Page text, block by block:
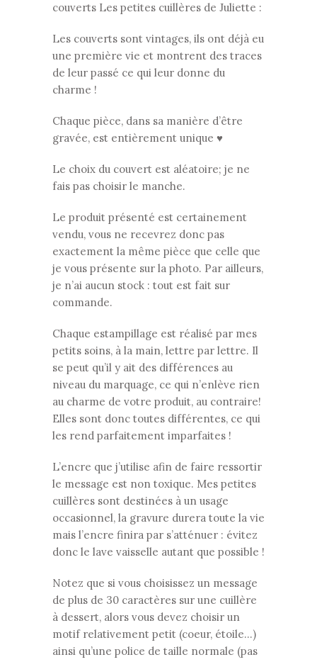
couverts Les petites cuillères de Juliette :
Les couverts sont vintages, ils ont déjà eu
une première vie et montrent des traces
de leur passé ce qui leur donne du
charme !
Chaque pièce, dans sa manière d’être
gravée, est entièrement unique ♥
Le choix du couvert est aléatoire; je ne
fais pas choisir le manche.
Le produit présenté est certainement
vendu, vous ne recevrez donc pas
exactement la même pièce que celle que
je vous présente sur la photo. Par ailleurs,
je n’ai aucun stock : tout est fait sur
commande.
Chaque estampillage est réalisé par mes
petits soins, à la main, lettre par lettre. Il
se peut qu’il y ait des différences au
niveau du marquage, ce qui n’enlève rien
au charme de votre produit, au contraire!
Elles sont donc toutes différentes, ce qui
les rend parfaitement imparfaites !
L’encre que j’utilise afin de faire ressortir
le message est non toxique. Mes petites
cuillères sont destinées à un usage
occasionnel, la gravure durera toute la vie
mais l’encre finira par s’atténuer : évitez
donc le lave vaisselle autant que possible !
Notez que si vous choisissez un message
de plus de 30 caractères sur une cuillère
à dessert, alors vous devez choisir un
motif relativement petit (coeur, étoile…)
ainsi qu’une police de taille normale (pas